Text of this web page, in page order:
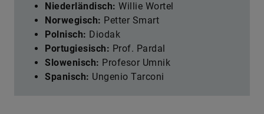
Niederländisch: Willie Wortel
Norwegisch: Petter Smart
Polnisch: Diodak
Portugiesisch: Prof. Pardal
Slowenisch: Profesor Umnik
Spanisch: Ungenio Tarconi